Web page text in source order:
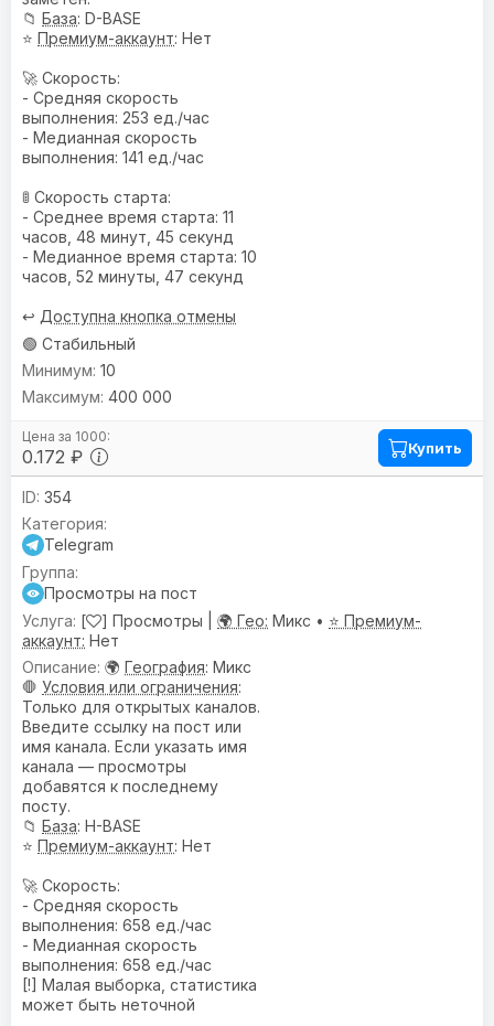
📁 База: D-BASE
⭐ Премиум-аккаунт: Нет
🚀 Скорость:
- Средняя скорость
выполнения: 253 ед./час
- Медианная скорость
выполнения: 141 ед./час
🚦 Скорость старта:
- Среднее время старта: 11
часов, 48 минут, 45 секунд
- Медианное время старта: 10
часов, 52 минуты, 47 секунд
↩️ Доступна кнопка отмены
🟢 Стабильный
0.172 ₽
10
400 000
Купить
354
Telegram
Просмотры на пост
[
] Просмотры | 🌍 Гео: Микс • ⭐ Премиум-
аккаунт: Нет
🌍 География: Микс
🛑 Условия или ограничения:
Только для открытых каналов.
Введите ссылку на пост или
имя канала. Если указать имя
канала — просмотры
добавятся к последнему
посту.
📁 База: H-BASE
⭐ Премиум-аккаунт: Нет
🚀 Скорость:
- Средняя скорость
выполнения: 658 ед./час
- Медианная скорость
выполнения: 658 ед./час
[!] Малая выборка, статистика
может быть неточной